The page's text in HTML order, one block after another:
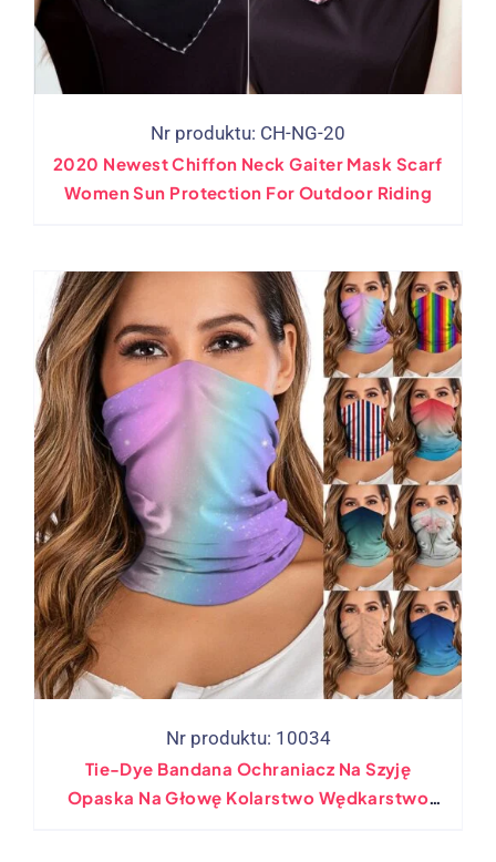
Nr produktu: CH-NG-20
2020 Newest Chiffon Neck Gaiter Mask Scarf
Women Sun Protection For Outdoor Riding
Nr produktu: 10034
Tie-Dye Bandana Ochraniacz Na Szyję
Opaska Na Głowę Kolarstwo Wędkarstwo